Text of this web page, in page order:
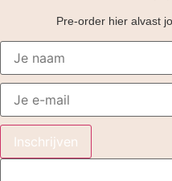
Pre-order hier alvast
Inschrijven